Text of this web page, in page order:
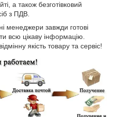
а також безготівковий
з ПДВ.
менеджери завжди готові
всю цікаву інформацію.
якість товару та сервіс!